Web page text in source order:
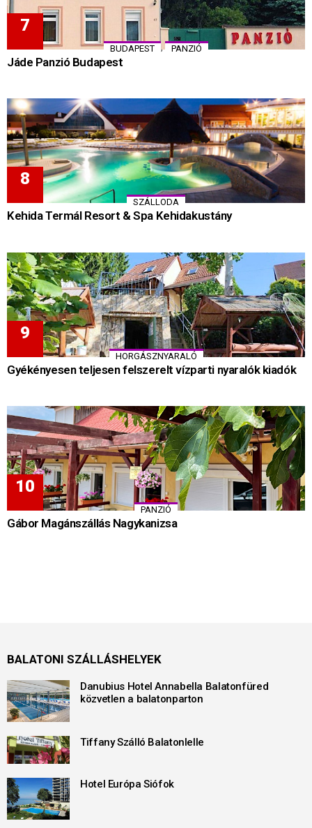
BUDAPEST , PANZIÓ
Jáde Panzió Budapest
SZÁLLODA
Kehida Termál Resort & Spa Kehidakustány
HORGÁSZNYARALÓ
Gyékényesen teljesen felszerelt vízparti nyaralók kiadók
PANZIÓ
Gábor Magánszállás Nagykanizsa
BALATONI SZÁLLÁSHELYEK
Danubius Hotel Annabella Balatonfüred
közvetlen a balatonparton
Tiffany Szálló Balatonlelle
Hotel Európa Siófok